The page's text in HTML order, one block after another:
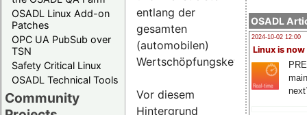
OSADL Linux Add-on
Patches
OPC UA PubSub over
TSN
Safety Critical Linux
OSADL Technical Tools
Community
OSADL
2024-10-02 12:00
Linux is now
entlang der
gesamten
(automobilen)
Wertschöpfungskette.
Vor diesem
Hintergrund